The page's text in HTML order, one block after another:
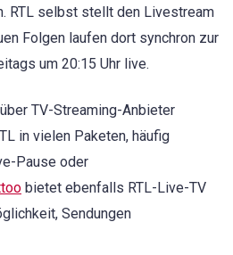
RTL selbst stellt den Livestream
Folgen laufen dort synchron zur
um 20:15 Uhr live.
TV-Streaming-Anbieter
in vielen Paketen, häufig
Pause oder
bietet ebenfalls RTL-Live-TV
Sendungen